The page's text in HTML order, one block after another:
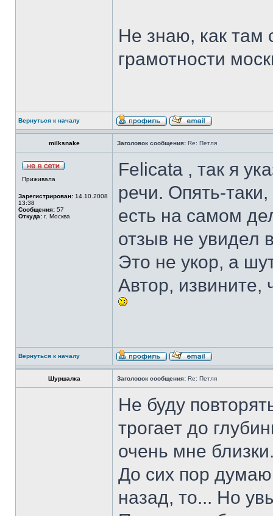
Не знаю, как там
грамотности
Вернуться к началу
milksnake Заголовок сообщения: Re: Петля
Приживала
Зарегистрирован: 14.10.2008
13:38
Сообщения: 57
Откуда: г. Москва
Felicata , так я
речи. Опять-
есть на самом
отзыв не увидел
Это не укор, а
Автор, извините,
Вернуться к началу
Шуршалка Заголовок сообщения: Re: Петля
Не буду
трогает до
очень мне
До сих пор
назад, то... Но